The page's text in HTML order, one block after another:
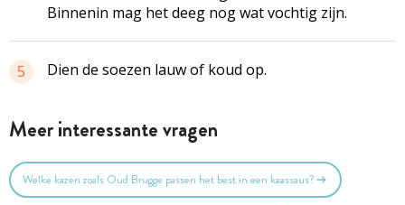
Binnenin mag het deeg nog wat vochtig zijn.
5 Dien de soezen lauw of koud op.
Meer interessante vragen
Welke kazen zoals Oud Brugge passen het best in een kaassaus?